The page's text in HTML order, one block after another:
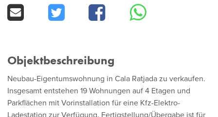
Objektbeschreibung
Neubau-Eigentumswohnung in Cala Ratjada zu verkaufen.
Insgesamt entstehen 19 Wohnungen auf 4 Etagen und
Parkflächen mit Vorinstallation für eine Kfz-Elektro-
Ladestation zur Verfügung. Fertigstellung/Übergabe ist für